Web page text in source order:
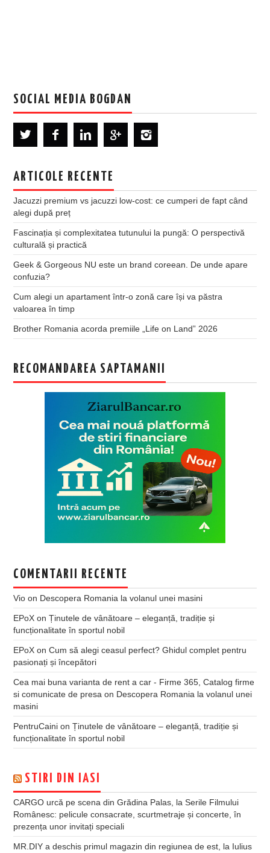
SOCIAL MEDIA BOGDAN
ARTICOLE RECENTE
Jacuzzi premium vs jacuzzi low-cost: ce cumperi de fapt când
alegi după preț
Fascinația și complexitatea tutunului la pungă: O perspectivă
culturală și practică
Geek & Gorgeous NU este un brand coreean. De unde apare
confuzia?
Cum alegi un apartament într-o zonă care își va păstra
valoarea în timp
Brother Romania acorda premiile „Life on Land” 2026
RECOMANDAREA SAPTAMANII
COMENTARII RECENTE
Vio on Descopera Romania la volanul unei masini
EPoX onȚinutele de vânătoare – eleganță, tradiție și
funcționalitate în sportul nobil
EPoX onCum să alegi ceasul perfect? Ghidul complet pentru
pasionați și începători
Cea mai buna varianta de rent a car - Firme 365, Catalog firme
si comunicate de presa on Descopera Romania la volanul unei
masini
PentruCaini onȚinutele de vânătoare – eleganță, tradiție și
funcționalitate în sportul nobil
STIRI DIN IASI
CARGO urcă pe scena din Grădina Palas, la Serile Filmului
Românesc: pelicule consacrate, scurtmetraje și concerte, în
prezența unor invitați speciali
MR.DIY a deschis primul magazin din regiunea de est, la Iulius